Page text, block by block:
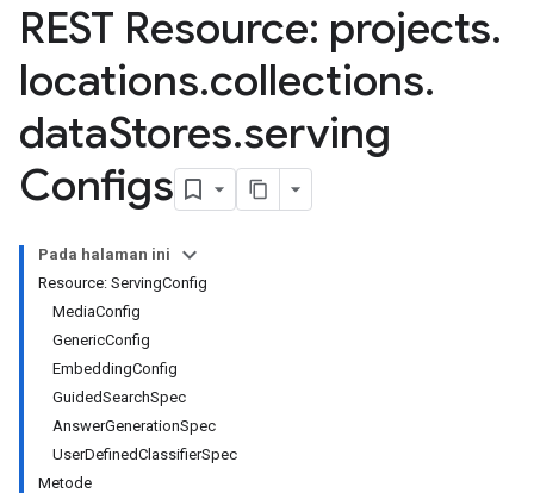
REST Resource: projects.
locations.collections.
dataStores.serving
Configs
Pada halaman ini
Resource: ServingConfig
MediaConfig
GenericConfig
EmbeddingConfig
GuidedSearchSpec
AnswerGenerationSpec
UserDefinedClassifierSpec
Metode